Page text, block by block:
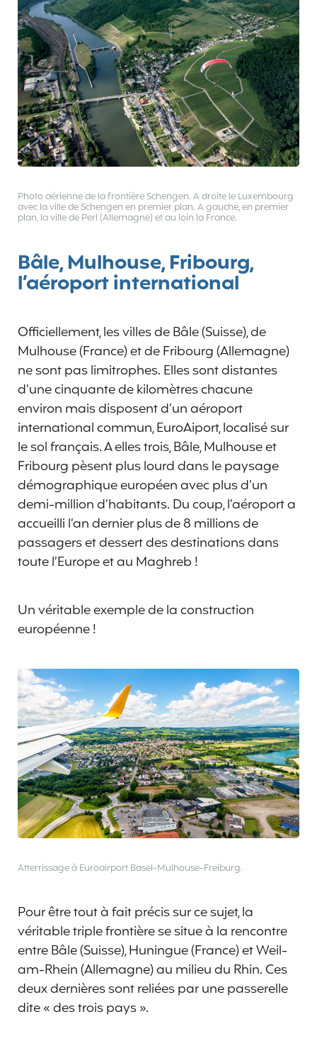
Photo aérienne de la frontière Schengen. A droite le Luxembourg
avec la ville de Schengen en premier plan. A gauche, en premier
plan, la ville de Perl (Allemagne) et au loin la France.
Bâle, Mulhouse, Fribourg,
l’aéroport international
Officiellement, les villes de Bâle (Suisse), de
Mulhouse (France) et de Fribourg (Allemagne)
ne sont pas limitrophes. Elles sont distantes
d’une cinquante de kilomètres chacune
environ mais disposent d’un aéroport
international commun, EuroAiport, localisé sur
le sol français. A elles trois, Bâle, Mulhouse et
Fribourg pèsent plus lourd dans le paysage
démographique européen avec plus d’un
demi-million d’habitants. Du coup, l’aéroport a
accueilli l’an dernier plus de 8 millions de
passagers et dessert des destinations dans
toute l’Europe et au Maghreb !
Un véritable exemple de la construction
européenne !
Atterrissage à Euroairport Basel-Mulhouse-Freiburg.
Pour être tout à fait précis sur ce sujet, la
véritable triple frontière se situe à la rencontre
entre Bâle (Suisse), Huningue (France) et Weil-
am-Rhein (Allemagne) au milieu du Rhin. Ces
deux dernières sont reliées par une passerelle
dite « des trois pays ».